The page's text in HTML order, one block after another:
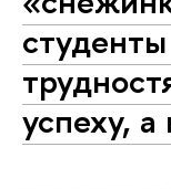
успеху,